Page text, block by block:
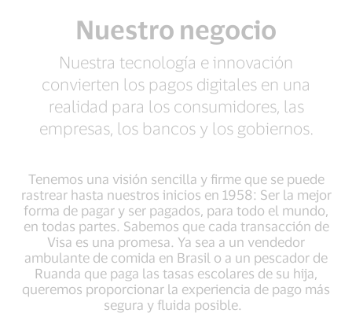
Nuestro negocio
Nuestra tecnología e innovación
convierten los pagos digitales en una
realidad para los consumidores, las
empresas, los bancos y los gobiernos.
Tenemos una visión sencilla y firme que se puede
rastrear hasta nuestros inicios en 1958: Ser la mejor
forma de pagar y ser pagados, para todo el mundo,
en todas partes. Sabemos que cada transacción de
Visa es una promesa. Ya sea a un vendedor
ambulante de comida en Brasil o a un pescador de
Ruanda que paga las tasas escolares de su hija,
queremos proporcionar la experiencia de pago más
segura y fluida posible.